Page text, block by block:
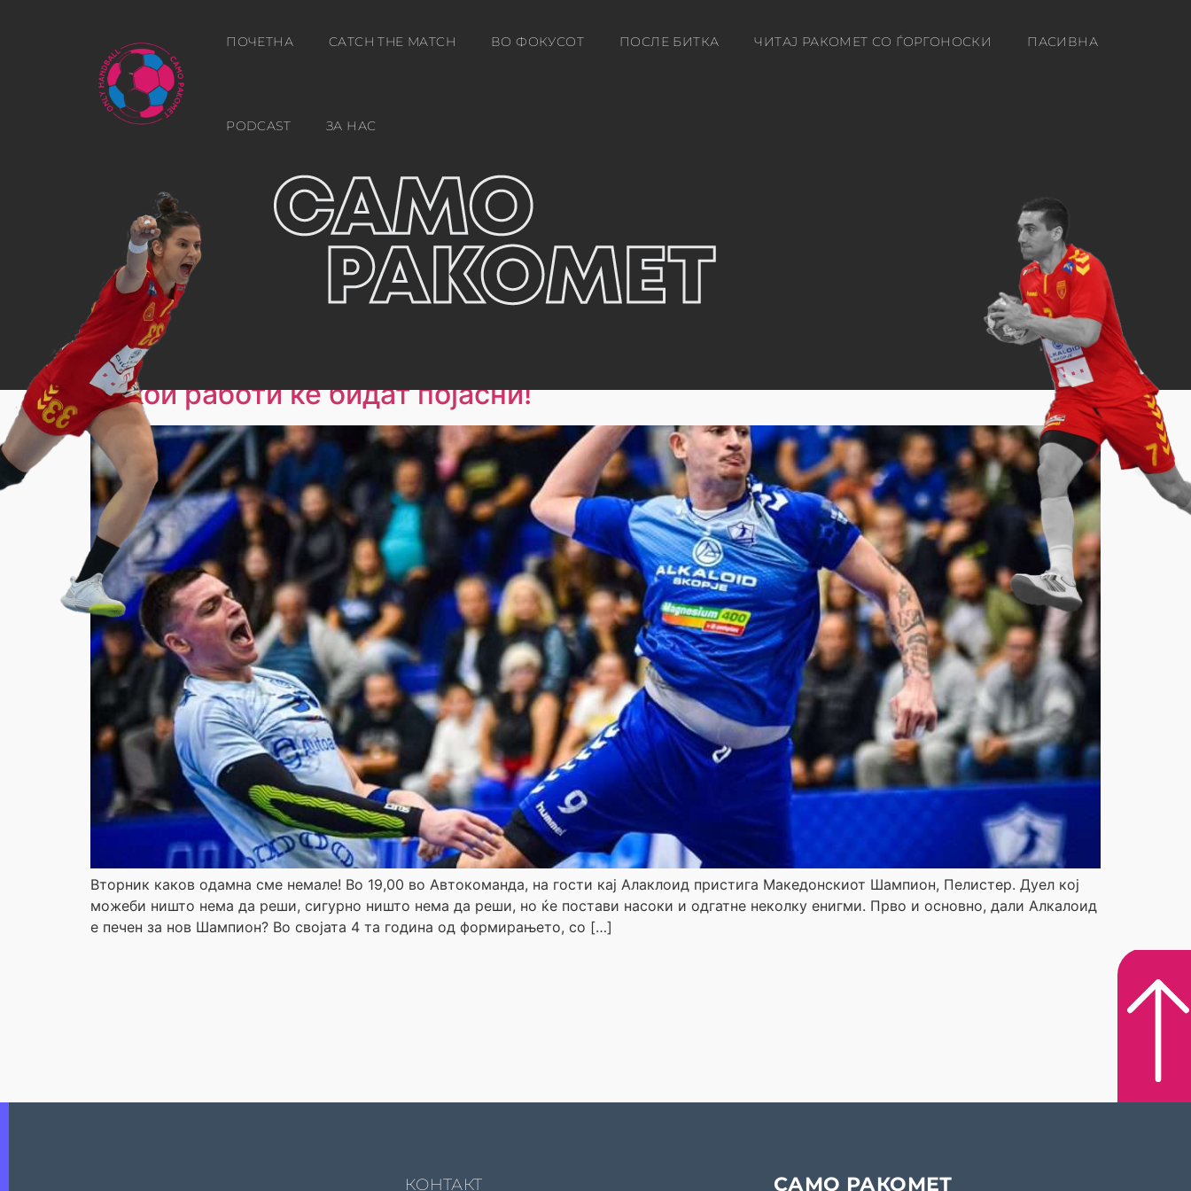
ПОЧЕТНА CATCH THE MATCH ВО ФОКУСОТ ПОСЛЕ БИТКА ЧИТАЈ РАКОМЕТ СО ЃОРГОНОСКИ ПАСИВНА
PODCAST ЗА НАС
Ден:
Некои работи ќе бидат појасни!
Вторник каков одамна сме немале! Во 19,00 во Автокоманда, на гости кај Алаклоид пристига Македонскиот Шампион, Пелистер. Дуел кој
можеби ништо нема да реши, сигурно ништо нема да реши, но ќе постави насоки и одгатне неколку енигми. Прво и основно, дали Алкалоид
е печен за нов Шампион? Во својата 4 та година од формирањето, со […]
КОНТАКТ САМО РАКОМЕТ